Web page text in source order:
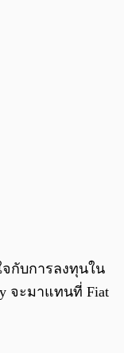
จกับการลงทุนใน
จะมาแทนที่ Fiat